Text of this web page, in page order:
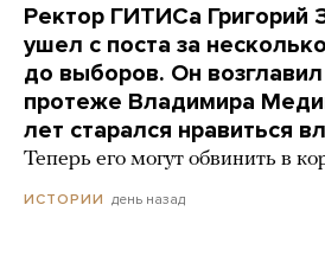
Ректор ГИТИСа Григорий
ушел с поста за
до выборов. Он возглавил
протеже Владимира
лет старался нравиться
Теперь его могут обвинить в
ИСТОРИИ день назад